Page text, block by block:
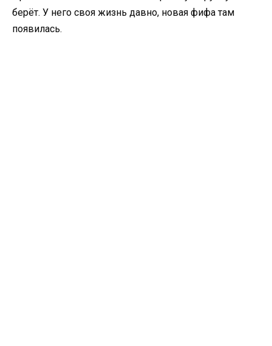
берёт. У него своя жизнь давно, новая фифа там
появилась.